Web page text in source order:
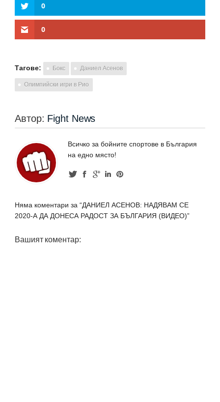
0
0
Тагове: Бокс Даниел Асенов
Олимпийски игри в Рио
Автор: Fight News
Всичко за бойните спортове в България
на едно място!
Няма коментари за “ДАНИЕЛ АСЕНОВ: НАДЯВАМ СЕ
2020-А ДА ДОНЕСА РАДОСТ ЗА БЪЛГАРИЯ (ВИДЕО)”
Вашият коментар: